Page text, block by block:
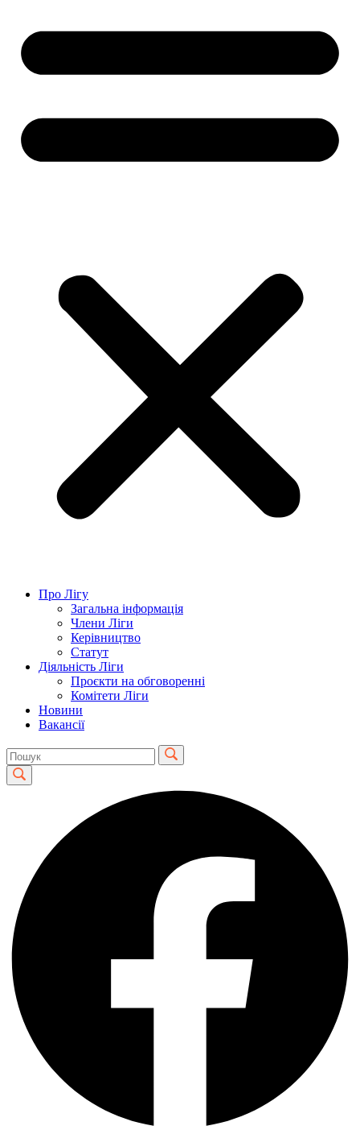
Про Лігу
Загальна інформація
Члени Ліги
Керівництво
Статут
Діяльність Ліги
Проєкти на обговоренні
Комітети Ліги
Новини
Вакансії